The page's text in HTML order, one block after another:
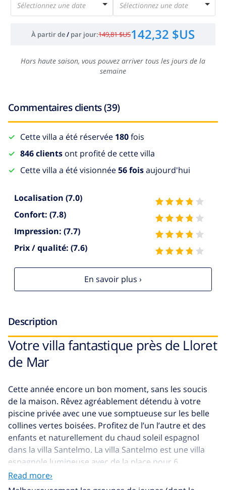
Sélectionnez une date Sélectionnez une date
À partir de/ par jour:149,81 $US142,32 $US
Hors haute saison, vous pouvez arriver tous les jours de la
semaine
Commentaires clients (39)
Cette villa a été réservée 180fois
846 clients ont profité de cette villa
Cette villa a été visionnée56 foisaujourd'hui
Localisation (7.0)
Confort: (7.8)
Impression: (7.7)
Prix / qualité: (7.6)
En savoir plus ›
Description
Votre villa fantastique près de Lloret
de Mar
Cette année encore un bon moment, sans les soucis
de la maison. Rêvez agréablement détendu à votre
piscine privée avec une vue somptueuse sur les belle
collines vertes boisées. Profitez de l’un l’autre et des
enfants et naturellement du chaud soleil espagnol
dans la villa Santelmo. La villa Santelmo est une villa
espagnole lumineuse avec de la place pour 6
personnes près de la connue station balnéaire
de Mar
. Ici vous pourrez vivre des vacances
Read more›